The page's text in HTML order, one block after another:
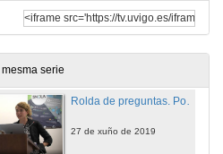
serie
Pode o LA transformar a educación superior?
27 de xuño de 2019
27 de xuño de 2019